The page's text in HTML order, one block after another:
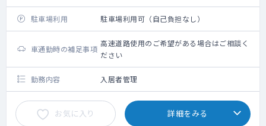
距離に応じ 規定に則り支給
駐車場利用
駐車場利用可（自己負担なし）
車通勤時の補足事項
高速道路使用のご希望がある場合はご相談く
ださい
勤務内容 入居者管理
お気に入り 詳細をみる